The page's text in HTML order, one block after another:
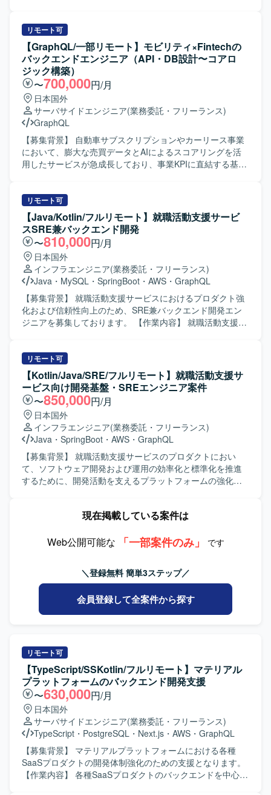
す。 既存機能の改善・バグ修正を行います。 コードレビュ
ー、テスト整備を行います。 PMI（事業譲渡後の統合）に
伴うシステム改善を行います。 【開発環境】 フレームワー
ク : Ruby 3.2 / Rails 7.1 フロントエンド : React 18 /
TypeScript 5.1 / Apollo Client (GraphQL) デザインツール：
Figma など データベース : Amazon RDS インフラ : AWS
(ECS) バージョン管理 : Git/GitHub コミュニケーション/タ
スク管理 : Slack, Google Meet, Notion を利用しています。
リモート可
【GraphQL/一部リモート】モビリティ×Fintechの
バックエンドエンジニア（API・DB設計〜コアロ
ジック構築）
〜700,000円/月
日本国外
サーバサイドエンジニア(業務委託・フリーランス)
GraphQL
【募集背景】 自動車サブスクリプションやカーリース事業
において、膨大な売買データとAIによるスコアリングを活
用したサービスが急成長しており、事業KPIに直結する基盤
×Fintech領域における与信・車両・回収など複雑なドメイ
ンを扱うコアロジックの設計・実装を担当いただきます。
RESTおよびGraphQLによるAPI設計と実装、スキーマやデ
ータモデル設計、外部サービスとの連携、非同期やバッチ
処理の設計・開発、パフォーマンス最適化など幅広くご対
応いただきます。また、設計レビューやコード品質の維
持・改善にも取り組んでいただきます。 【求める人物像】
曖昧な要件を自ら整理し、仕様レベルからタスクへ分解し
て設計に落とし込める主体性のある方を求めています。採
用技術や設計方針の選定理由を論理的に説明でき、関係者
と円滑にコミュニケーションを取りながら合意形成ができ
ションの魅力】 モビリティとFintechが交差する領域で、与
信や決済など事業の中核となるコアロジックを担当できる
ため、ビジネスインパクトの大きい開発に携わることがで
きます。APIやデータモデル設計から非同期処理、パフォー
マンスチューニングまで一貫して関与でき、モダンな技術
スタックを選定しながらアーキテクチャ設計にも関われる
環境です。 【開発環境】 言語やフレームワークはプロジェ
クトに応じてモダンな技術スタックから選定いたします。
APIはRESTおよびGraphQLを用い、クラウド基盤上で非同
期処理やバッチ処理を行う構成です。Gitやチャットツール
を利用し、アジャイルやスクラム開発プロセスで進行いた
リモート可
【Java/Kotlin/フルリモート】就職活動支援サービ
スSRE兼バックエンド開発
〜810,000円/月
日本国外
インフラエンジニア(業務委託・フリーランス)
Java ・ MySQL ・ SpringBoot ・ AWS ・ GraphQL
【募集背景】 就職活動支援サービスにおけるプロダクト強
化および信頼性向上のため、SRE兼バックエンド開発エン
ジニアを募集しております。 【作業内容】 就職活動支援サ
トウェアの選定と導入、セキュリティやガイドラインの策
定を行っていただきます。さらに、インフラ環境の構築・
運用、デリバリーの構築・運用、サービスの運用・推進・
監視などを一貫してご対応いただきます。 【求める人物
像】 中長期の視野を持ち、仕組みで課題解決を図る思考を
お持ちの方を求めております。個人よりもチーム成果を重
視し、主体的にコミュニケーションを取りながら能動的に
プロジェクトを推進できる方、事業会社人格で動ける方を
歓迎いたします。 【ポジションの魅力】 SREとバックエン
ド開発の両面からプロダクト全体に関与でき、技術選定や
ガイドライン策定など上流からサービス運用まで幅広い領
ら、サービスの信頼性向上に直接貢献できる環境です。
framework(GraphQL), Kotest, spock(groovy), LocalStack,
リ：SwiftUI, MagicPod など クラウドサービス：
AWS（fargate, rds, sqs, redshift など）、GCP（firebase,
bigquery など）、CI/CD：GitHub Actions、Docker,
SendGrid, Datadog, Sentry など デザイン：Figma など コ
リモート可
【Kotlin/Java/SRE/フルリモート】就職活動支援サ
ービス向け開発基盤・SREエンジニア案件
〜850,000円/月
日本国外
インフラエンジニア(業務委託・フリーランス)
Java ・ SpringBoot ・ AWS ・ GraphQL
【募集背景】 就職活動支援サービスのプロダクトにおい
て、ソフトウェア開発および運用の効率化と標準化を推進
するために、開発活動を支えるプラットフォームの強化が
発ツールなどを含む開発基盤の構築と運用をご担当いただ
築・運用、サービスの運用・推進・監視、プロダクト全体
キュリティやガイドラインの策定、AI開発ツールの検証・
導入などに携わっていただきます。 【求める人物像】 開発
基盤全体を俯瞰しながら、主体的に課題を捉えて改善提案
と実行ができる方を求めております。各種ツールや新技術
の導入に前向きで、関係者と連携しながらプロダクト全体
ットフォーム領域に深く関わることで、インフラからアプ
リケーションまで幅広い技術スタックに携わることができ
ます。技術選定やガイドライン策定など、テックリードと
してプロダクトの技術的方向性に影響を与えられる環境で
す。AI開発ツールの検証・導入など、新しい領域にもチャ
レンジしていただけます。 【開発環境】 サーバサイド：
Kotlin/Java、SpringBoot、DGS framework(GraphQL)、
Kotest、spock(groovy)、LocalStack、Playwright フロント
エンド：React、Apollo、TypeScript、Knockout、
webpack、Storybook、Jest モバイルアプリ：SwiftUI、
MagicPod クラウドサービス：AWS（メイン）（fargate、
rds、sqs、redshift など）、GCP（firebase、bigquery な
現在掲載している案件は
Web公開可能な
「一部案件のみ」 です
＼登録無料 簡単3ステップ／
会員登録して全案件から探す
リモート可
【TypeScript/SSKotlin/フルリモート】マテリアル
プラットフォームのバックエンド開発支援
〜630,000円/月
日本国外
サーバサイドエンジニア(業務委託・フリーランス)
TypeScript ・ PostgreSQL ・ Next.js ・ AWS ・ GraphQL
【募集背景】 マテリアルプラットフォームにおける各種
SaaSプロダクトの開発体制強化のための支援となります。
【作業内容】 各種SaaSプロダクトのバックエンドを中心と